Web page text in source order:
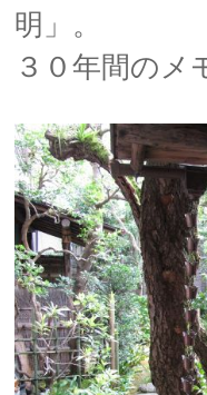
明」。
３０年間のメ